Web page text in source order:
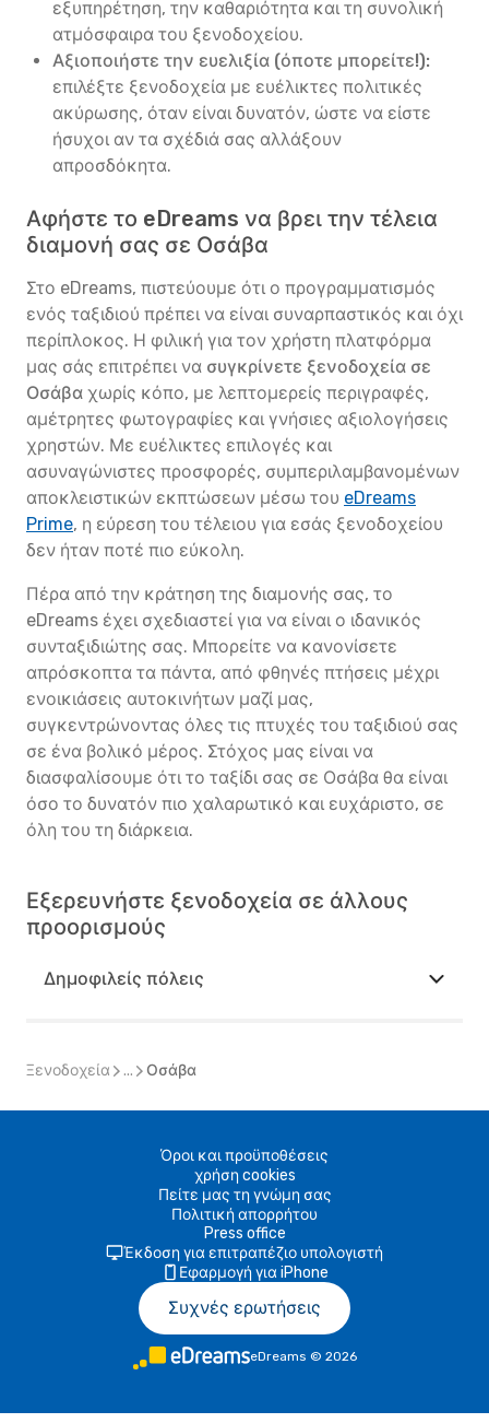
εξυπηρέτηση, την καθαριότητα και τη συνολική
ατμόσφαιρα του ξενοδοχείου.
Αξιοποιήστε την ευελιξία (όποτε μπορείτε!):
επιλέξτε ξενοδοχεία με ευέλικτες πολιτικές
ακύρωσης, όταν είναι δυνατόν, ώστε να είστε
ήσυχοι αν τα σχέδιά σας αλλάξουν
απροσδόκητα.
Αφήστε το eDreams να βρει την τέλεια
διαμονή σας σε Οσάβα
Στο eDreams, πιστεύουμε ότι ο προγραμματισμός
ενός ταξιδιού πρέπει να είναι συναρπαστικός και όχι
περίπλοκος. Η φιλική για τον χρήστη πλατφόρμα
μας σάς επιτρέπει να συγκρίνετε ξενοδοχεία σε
Οσάβα χωρίς κόπο, με λεπτομερείς περιγραφές,
αμέτρητες φωτογραφίες και γνήσιες αξιολογήσεις
χρηστών. Με ευέλικτες επιλογές και
ασυναγώνιστες προσφορές, συμπεριλαμβανομένων
αποκλειστικών εκπτώσεων μέσω του eDreams
Prime, η εύρεση του τέλειου για εσάς ξενοδοχείου
δεν ήταν ποτέ πιο εύκολη.
Πέρα από την κράτηση της διαμονής σας, το
eDreams έχει σχεδιαστεί για να είναι ο ιδανικός
συνταξιδιώτης σας. Μπορείτε να κανονίσετε
απρόσκοπτα τα πάντα, από φθηνές πτήσεις μέχρι
ενοικιάσεις αυτοκινήτων μαζί μας,
συγκεντρώνοντας όλες τις πτυχές του ταξιδιού σας
σε ένα βολικό μέρος. Στόχος μας είναι να
διασφαλίσουμε ότι το ταξίδι σας σε Οσάβα θα είναι
όσο το δυνατόν πιο χαλαρωτικό και ευχάριστο, σε
όλη του τη διάρκεια.
Εξερευνήστε ξενοδοχεία σε άλλους
προορισμούς
Δημοφιλείς πόλεις
Ξενοδοχεία ... Οσάβα
Όροι και προϋποθέσεις
χρήση cookies
Πείτε μας τη γνώμη σας
Πολιτική απορρήτου
Press office
Έκδοση για επιτραπέζιο υπολογιστή
Εφαρμογή για iPhone
Συχνές ερωτήσεις
eDreams © 2026